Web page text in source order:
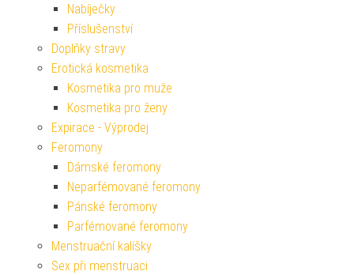
Nabíječky
Příslušenství
Doplňky stravy
Erotická kosmetika
Kosmetika pro muže
Kosmetika pro ženy
Expirace - Výprodej
Feromony
Dámské feromony
Neparfémované feromony
Pánské feromony
Parfémované feromony
Menstruační kalíšky
Sex při menstruaci